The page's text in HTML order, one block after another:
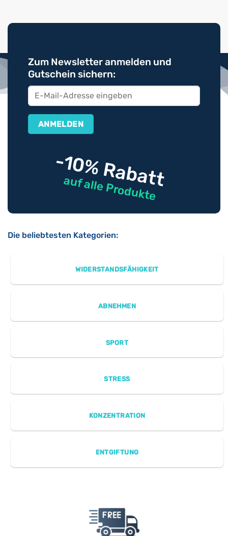
Zum Newsletter anmelden und
Gutschein sichern:
-10% Rabatt
auf alle Produkte
Die beliebtesten Kategorien:
WIDERSTANDSFÄHIGKEIT
ABNEHMEN
SPORT
STRESS
KONZENTRATION
ENTGIFTUNG